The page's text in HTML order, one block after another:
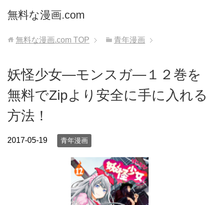
無料な漫画.com
無料な漫画.com TOP 青年漫画
妖怪少女―モンスガ―１２巻を
無料でZipより安全に手に入れる
方法！
2017-05-19 青年漫画